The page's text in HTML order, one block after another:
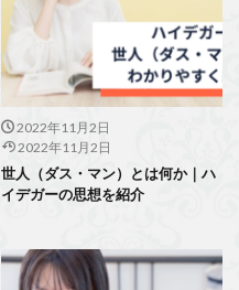
2022年11月2日
2022年11月2日
世人（ダス・マン）とは何か｜ハ
イデガーの思想を紹介